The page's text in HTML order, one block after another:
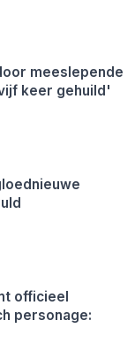
meeslepende
keer gehuild'
officieel
personage: